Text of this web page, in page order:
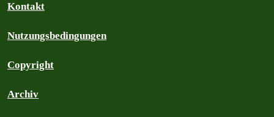
Kontakt
Nutzungsbedingungen
Copyright
Archiv